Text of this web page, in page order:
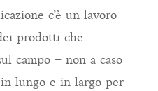
c’è un lavoro
prodotti che
campo – non a caso
lungo e in largo per